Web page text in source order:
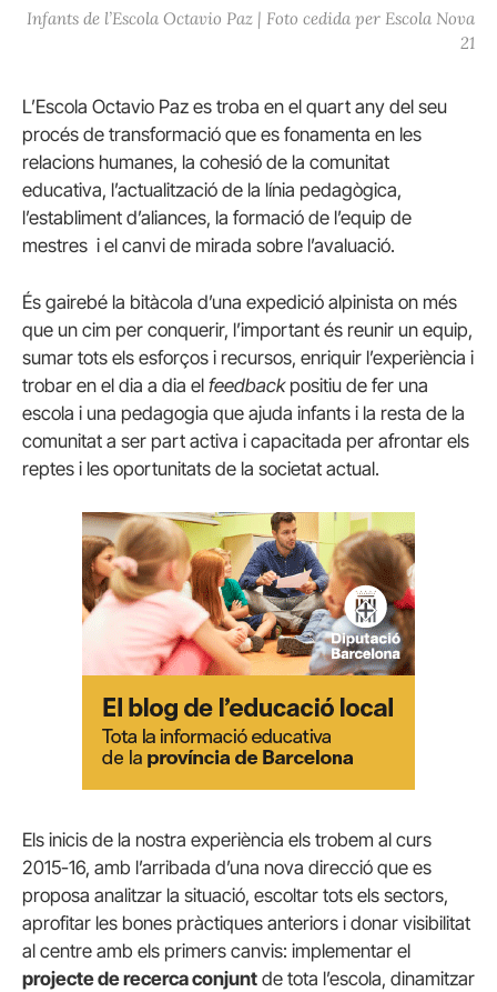
Infants de l’Escola Octavio Paz | Foto cedida per Escola Nova
21
L’Escola Octavio Paz es troba en el quart any del seu
procés de transformació que es fonamenta en les
relacions humanes, la cohesió de la comunitat
educativa, l’actualització de la línia pedagògica,
l’establiment d’aliances, la formació de l’equip de
mestres i el canvi de mirada sobre l’avaluació.
És gairebé la bitàcola d’una expedició alpinista on més
que un cim per conquerir, l’important és reunir un equip,
sumar tots els esforços i recursos, enriquir l’experiència i
trobar en el dia a dia el feedbackpositiu de fer una
escola i una pedagogia que ajuda infants i la resta de la
comunitat a ser part activa i capacitada per afrontar els
reptes i les oportunitats de la societat actual.
Els inicis de la nostra experiència els trobem al curs
2015-16, amb l’arribada d’una nova direcció que es
proposa analitzar la situació, escoltar tots els sectors,
aprofitar les bones pràctiques anteriors i donar visibilitat
al centre amb els primers canvis: implementar el
projecte de recerca conjunt de tota l’escola, dinamitzar